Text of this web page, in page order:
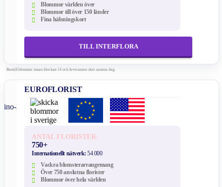
Blommor världen över
Blommor till över 150 länder
Fina hälsningskort
TILL INTERFLORA
Beställ blommor innan klockan 14 och leveransen sker samma dag.
EUROFLORIST
ANTAL FLORISTER:
750+
Internationellt nätverk:54 000
Vackra blomsterarrangemang
Över 750 anslutna florister
Blommor över hela världen